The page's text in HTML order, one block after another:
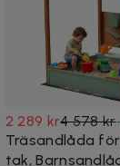
2 289 kr4 578 kr
Träsandlåda
tak,